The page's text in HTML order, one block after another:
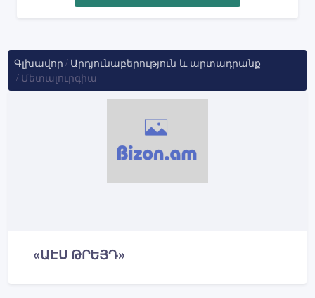
Գլխավոր
Արդյունաբերություն և արտադրանք
Մետալուրգիա
«ԱԷՍ ԹՐԵՅԴ»